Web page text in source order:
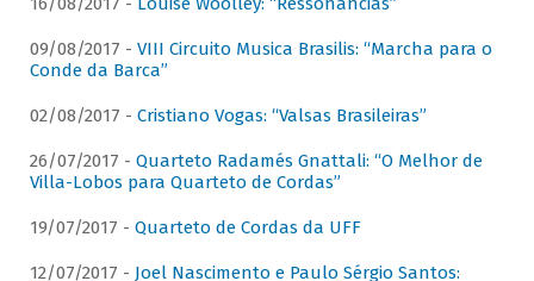
09/08/2017 - VIII Circuito Musica Brasilis: “Marcha para o
Conde da Barca”
02/08/2017 - Cristiano Vogas: “Valsas Brasileiras”
26/07/2017 - Quarteto Radamés Gnattali: “O Melhor de
Villa-Lobos para Quarteto de Cordas”
19/07/2017 - Quarteto de Cordas da UFF
12/07/2017 - Joel Nascimento e Paulo Sérgio Santos: